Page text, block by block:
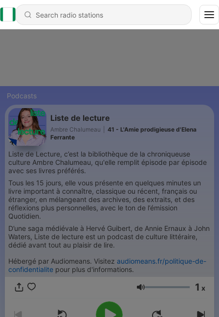
Podcasts
Liste de lecture
Ambre Chalumeau
41 - L'Amie prodigieuse d'Elena
Ferrante
Liste de Lecture, c’est la bibliothèque de la chroniqueuse
culture Ambre Chalumeau, qu'elle remplit épisode par épisode
avec ses livres préférés.
Tous les 15 jours, elle vous présente en quelques minutes un
livre important à connaître, classique ou récent, français ou
étranger, en mélangeant des archives, des extraits, et des
réflexions plus personnelles, avec le ton de l’émission
Quotidien.
D’une saga médiévale à Hervé Guibert, de Annie Ernaux à John
Waters, Liste de lecture est un podcast de culture littéraire,
dédié avant tout au plaisir de lire.
Hébergé par Audiomeans. Visitez audiomeans.fr/politique-de-
confidentialite pour plus d'informations.
Volume 1 x